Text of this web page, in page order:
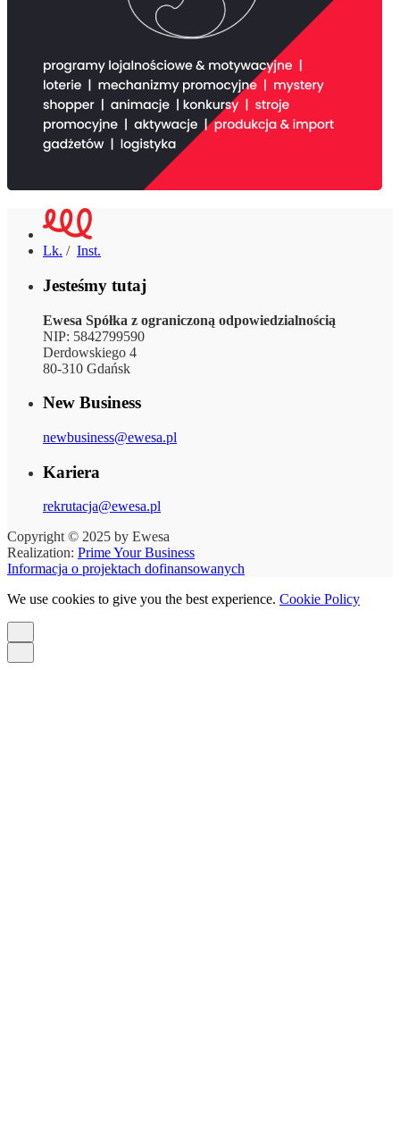
Lk. / Inst.
Jesteśmy tutaj
Ewesa Spółka z ograniczoną odpowiedzialnością
NIP: 5842799590
Derdowskiego 4
80-310 Gdańsk
New Business
newbusiness@ewesa.pl
Kariera
rekrutacja@ewesa.pl
Copyright © 2025 by Ewesa
Realization: Prime Your Business
Informacja o projektach dofinansowanych
We use cookies to give you the best experience. Cookie Policy